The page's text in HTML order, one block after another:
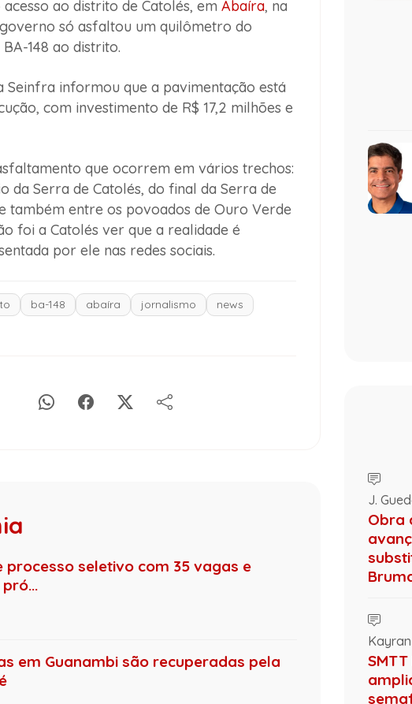
ao distrito de Catolés, em Abaíra, na
só asfaltou um quilômetro do
148 ao distrito.
Seinfra informou que a pavimentação está
com investimento de R$ 17,2 milhões e
que ocorrem em vários trechos:
da Serra de Catolés, do final da Serra de
também entre os povoados de Ouro Verde
foi a Catolés ver que a realidade é
por ele nas redes sociais.
ba-148 abaíra jornalismo news
processo seletivo com 35 vagas e
em Guanambi são recuperadas pela
J.
Obra